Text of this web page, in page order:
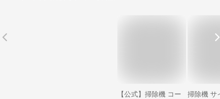
【公式】掃除機 コー
掃除機 サ